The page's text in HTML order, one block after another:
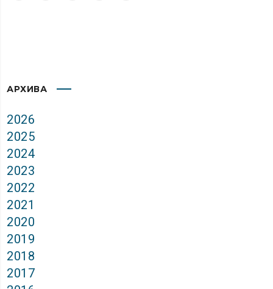
АРХИВА
2026
2025
2024
2023
2022
2021
2020
2019
2018
2017